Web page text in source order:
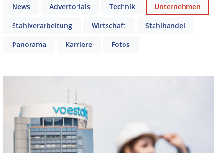
News Advertorials Technik Unternehmen
Stahlverarbeitung Wirtschaft Stahlhandel
Panorama Karriere Fotos